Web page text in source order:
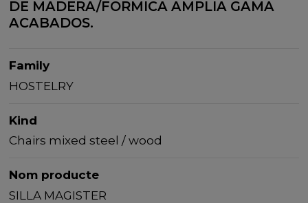
DE MADERA/FORMICA AMPLIA GAMA
ACABADOS.
Family
HOSTELRY
Kind
Chairs mixed steel / wood
Nom producte
SILLA MAGISTER